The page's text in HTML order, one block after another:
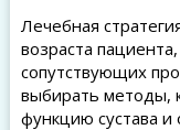
Лечебная
возраста
сопутствующих
выбирать методы,
функцию сустава